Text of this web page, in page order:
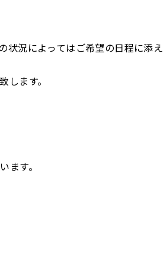
状況によってはご希望の日程に添え
ます。
ます。